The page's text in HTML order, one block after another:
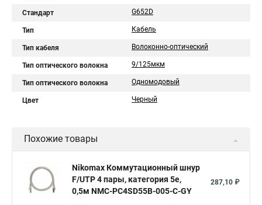
Стандарт G652D
Тип Кабель
Тип кабеля Волоконно-оптический
Тип оптического волокна 9/125мкм
Тип оптического волокна Одномодовый
Цвет Черный
Похожие товары
Nikomax Коммутационный шнур
F/UTP 4 пары, категория 5е,
0,5м NMC-PC4SD55B-005-C-GY
287,10 ₽